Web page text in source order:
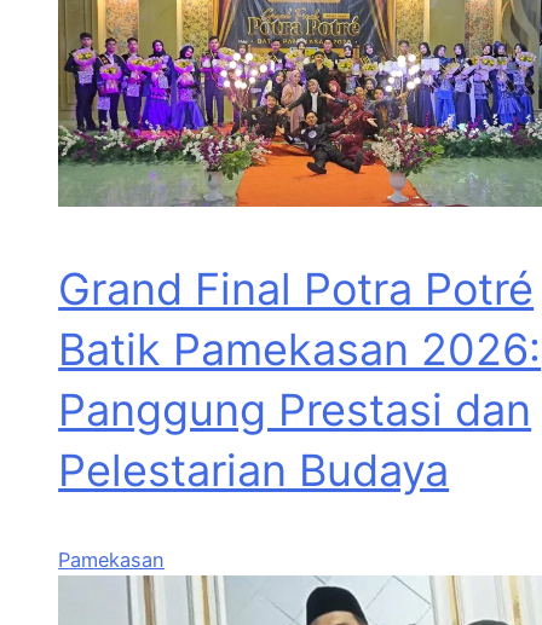
Grand Final Potra Potré
Batik Pamekasan 2026:
Panggung Prestasi dan
Pelestarian Budaya
Pamekasan